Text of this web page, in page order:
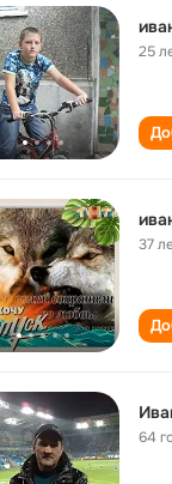
25
37
64